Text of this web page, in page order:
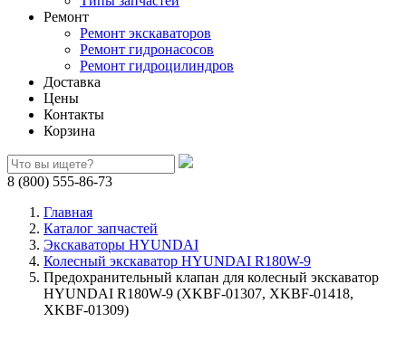
Ремонт
Ремонт экскаваторов
Ремонт гидронасосов
Ремонт гидроцилиндров
Доставка
Цены
Контакты
Корзина
8 (800) 555-86-73
Главная
Каталог запчастей
Экскаваторы HYUNDAI
Колесный экскаватор HYUNDAI R180W-9
Предохранительный клапан для колесный экскаватор
HYUNDAI R180W-9 (XKBF-01307, XKBF-01418,
XKBF-01309)